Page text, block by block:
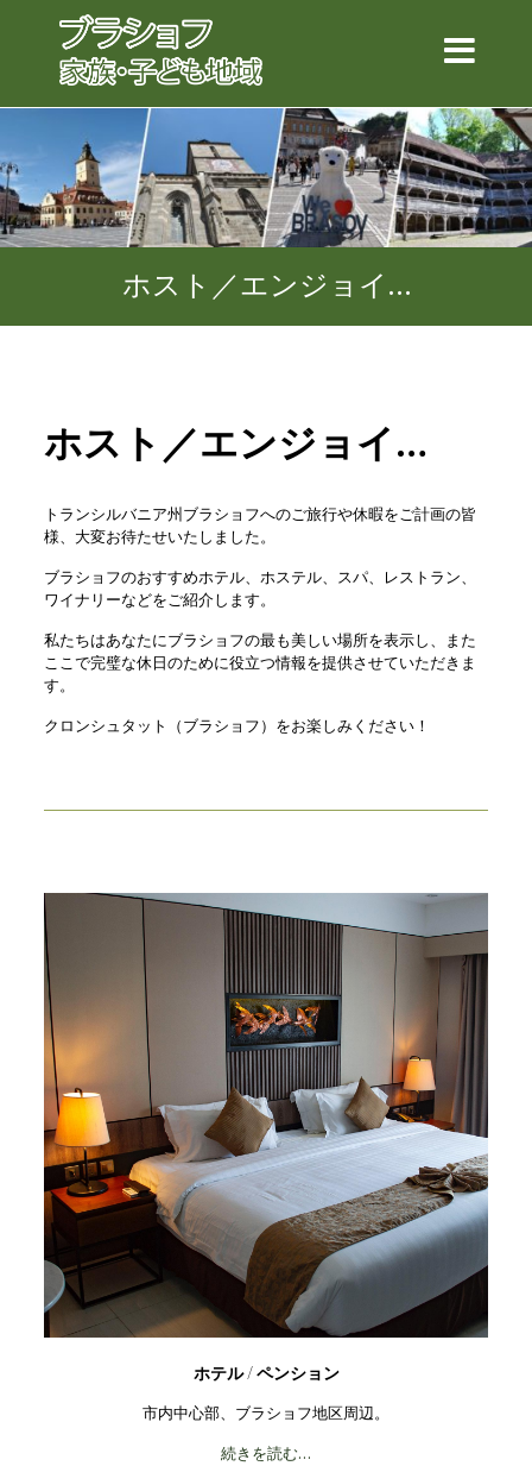
ホスト／エンジョイ…
ホスト／エンジョイ…
トランシルバニア州ブラショフへのご旅行や休暇をご計画の皆
様、大変お待たせいたしました。
ブラショフのおすすめホテル、ホステル、スパ、レストラン、
ワイナリーなどをご紹介します。
私たちはあなたにブラショフの最も美しい場所を表示し、また
ここで完璧な休日のために役立つ情報を提供させていただきま
す。
クロンシュタット（ブラショフ）をお楽しみください！
ホテル / ペンション
市内中心部、ブラショフ地区周辺。
続きを読む…